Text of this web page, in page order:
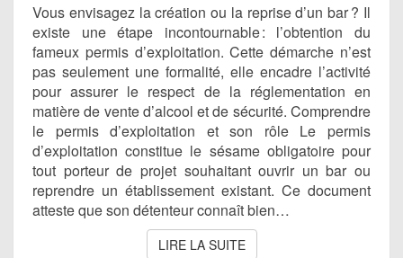
Vous envisagez la création ou la reprise d’un bar ? Il
existe une étape incontournable : l’obtention du
fameux permis d’exploitation. Cette démarche n’est
pas seulement une formalité, elle encadre l’activité
pour assurer le respect de la réglementation en
matière de vente d’alcool et de sécurité. Comprendre
le permis d’exploitation et son rôle Le permis
d’exploitation constitue le sésame obligatoire pour
tout porteur de projet souhaitant ouvrir un bar ou
reprendre un établissement existant. Ce document
atteste que son détenteur connaît bien…
LIRE LA SUITELIRE LA SUITE